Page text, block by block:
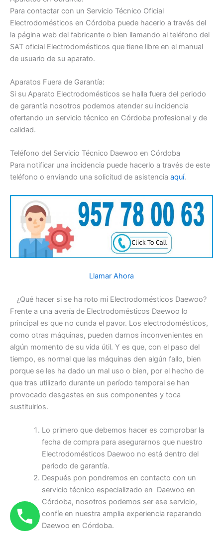
Para contactar con un Servicio Técnico Oficial
Electrodomésticos en Córdoba puede hacerlo a través del
la página web del fabricante o bien llamando al teléfono del
SAT oficial Electrodomésticos que tiene libre en el manual
de usuario de su aparato.
Aparatos Fuera de Garantía:
Si su Aparato Electrodomésticos se halla fuera del periodo
de garantía nosotros podemos atender su incidencia
ofertando un servicio técnico en Córdoba profesional y de
calidad.
Teléfono del Servicio Técnico Daewoo en Córdoba
Para notificar una incidencia puede hacerlo a través de este
teléfono o enviando una solicitud de asistencia aquí.
Llamar Ahora
¿Qué hacer si se ha roto mi Electrodomésticos Daewoo?
Frente a una avería de Electrodomésticos Daewoo lo
principal es que no cunda el pavor. Los electrodomésticos,
como otras máquinas, pueden darnos inconvenientes en
algún momento de su vida útil. Y es que, con el paso del
tiempo, es normal que las máquinas den algún fallo, bien
porque se les ha dado un mal uso o bien, por el hecho de
que tras utilizarlo durante un período temporal se han
provocado desgastes en sus componentes y toca
sustituirlos.
Lo primero que debemos hacer es comprobar la
fecha de compra para asegurarnos que nuestro
Electrodomésticos Daewoo no está dentro del
periodo de garantía.
Después pon pondremos en contacto con un
servicio técnico especializado en Daewoo en
Córdoba, nosotros podemos ser ese servicio,
confíe en nuestra amplia experiencia reparando
Daewoo en Córdoba.